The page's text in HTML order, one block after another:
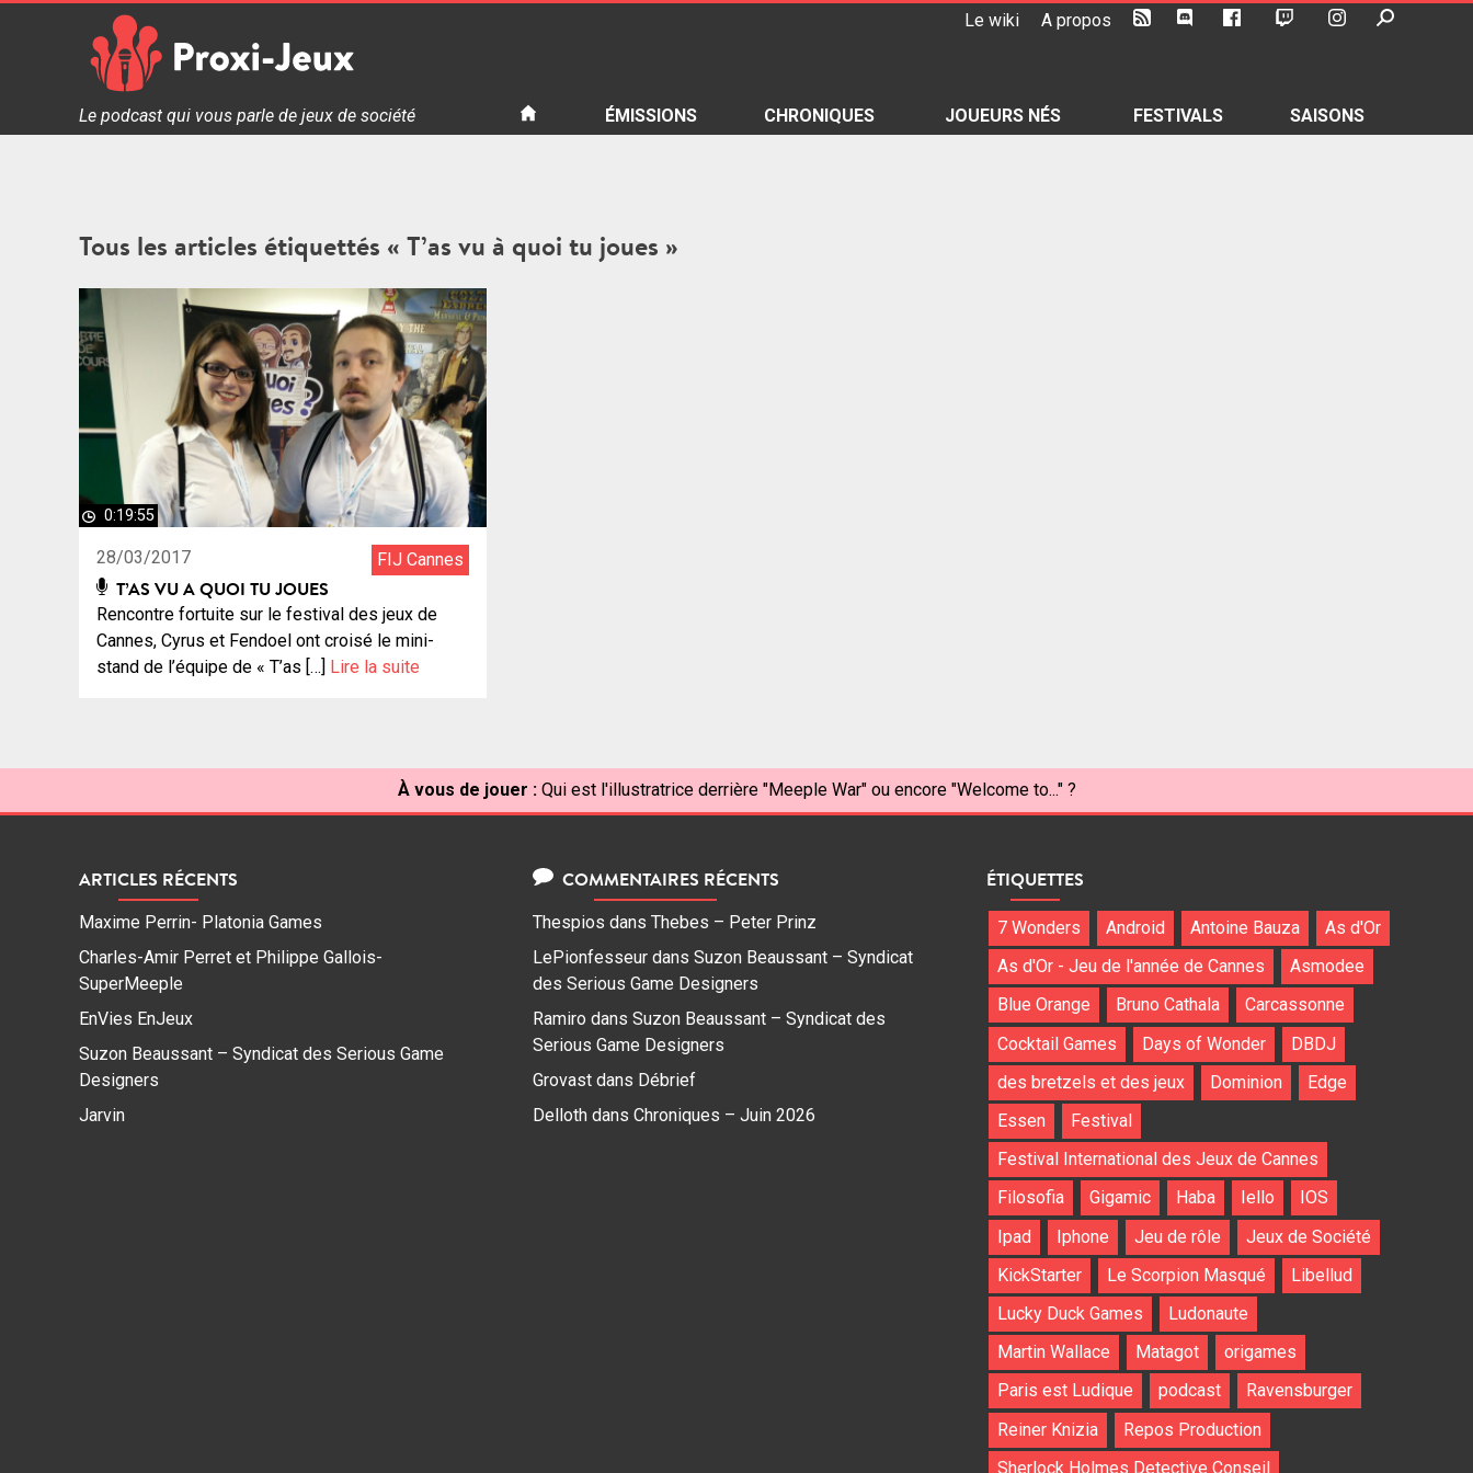
Le wiki A propos
Proxi Jeux - Le podcast qui vous parle de jeux de société
Le podcast qui vous parle de jeux de société ÉMISSIONS CHRONIQUES JOUEURS NÉS FESTIVALS SAISONS
Tous les articles étiquettés « T’as vu à quoi tu joues »
0:19:55
28/03/2017 FIJ Cannes
T’AS VU A QUOI TU JOUES
Rencontre fortuite sur le festival des jeux de
Cannes, Cyrus et Fendoel ont croisé le mini-
stand de l’équipe de « T’as […]
Lire la suite
À vous de jouer : Qui est l'illustratrice derrière "Meeple War" ou encore "Welcome to..." ?
ARTICLES RÉCENTS
Maxime Perrin- Platonia Games
Charles-Amir Perret et Philippe Gallois-
SuperMeeple
EnVies EnJeux
Suzon Beaussant – Syndicat des Serious Game
Designers
Jarvin
COMMENTAIRES RÉCENTS
Thespios dans Thebes – Peter Prinz
LePionfesseur dans Suzon Beaussant – Syndicat
des Serious Game Designers
Ramiro dans Suzon Beaussant – Syndicat des
Serious Game Designers
Grovast dans Débrief
Delloth dans Chroniques – Juin 2026
ÉTIQUETTES
7 Wonders Android Antoine Bauza
As d'Or
As d'Or - Jeu de l'année de Cannes
Asmodee
Blue Orange
Bruno Cathala
Carcassonne
Cocktail Games
Days of Wonder
DBDJ
des bretzels et des jeux
Dominion
Edge
Essen
Festival
Festival International des Jeux de Cannes
Filosofia
Gigamic Haba Iello
IOS
Ipad
Iphone Jeu de rôle
Jeux de Société
KickStarter
Le Scorpion Masqué
Libellud
Lucky Duck Games
Ludonaute
Martin Wallace
Matagot
origames
Paris est Ludique
podcast
Ravensburger
Reiner Knizia
Repos Production
Sherlock Holmes Detective Conseil